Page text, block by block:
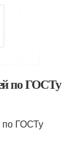
по ГОСТу
по ГОСТу